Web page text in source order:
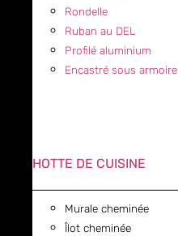
Rondelle
Ruban au DEL
Profilé aluminium
Encastré sous armoire
HOTTE DE CUISINE
Murale cheminée
Îlot cheminée